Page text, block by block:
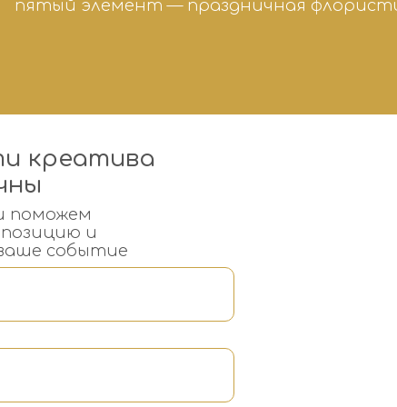
пятый элемент — праздничная
креатива
поможем
и
событие